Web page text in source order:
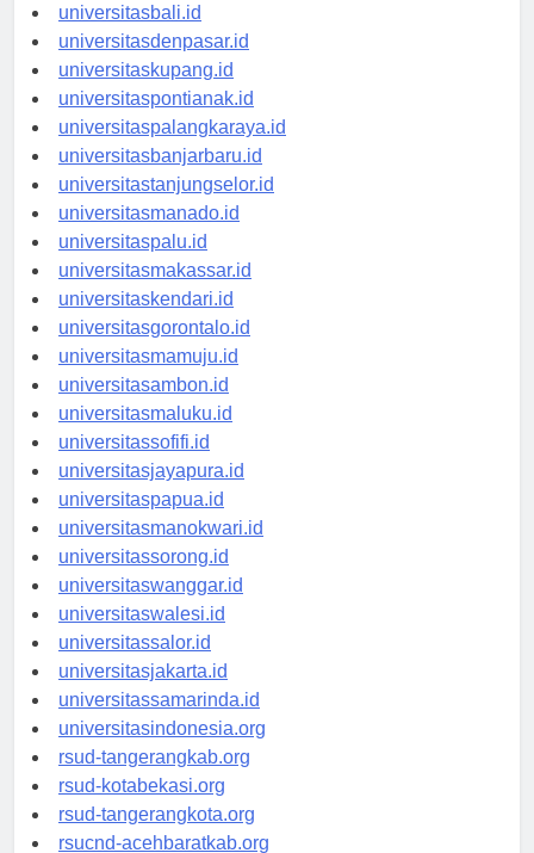
universitasbanten.id
universitasbali.id
universitasdenpasar.id
universitaskupang.id
universitaspontianak.id
universitaspalangkaraya.id
universitasbanjarbaru.id
universitastanjungselor.id
universitasmanado.id
universitaspalu.id
universitasmakassar.id
universitaskendari.id
universitasgorontalo.id
universitasmamuju.id
universitasambon.id
universitasmaluku.id
universitassofifi.id
universitasjayapura.id
universitaspapua.id
universitasmanokwari.id
universitassorong.id
universitaswanggar.id
universitaswalesi.id
universitassalor.id
universitasjakarta.id
universitassamarinda.id
universitasindonesia.org
rsud-tangerangkab.org
rsud-kotabekasi.org
rsud-tangerangkota.org